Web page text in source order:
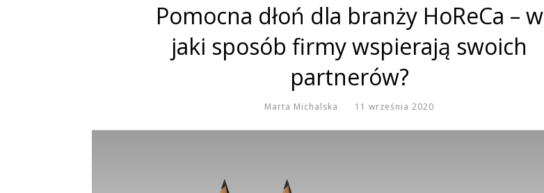
Pomocna dłoń dla branży HoReCa – w
jaki sposób firmy wspierają swoich
partnerów?
Marta Michalska 11 września 2020